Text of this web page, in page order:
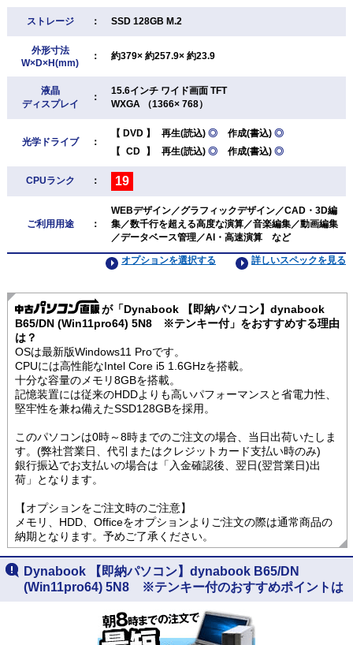
ストレージ ： SSD 128GB M.2
外形寸法
W×D×H(mm)
： 約379× 約257.9× 約23.9
液晶
ディスプレイ
：
15.6インチ ワイド画面 TFT
WXGA （1366× 768）
光学ドライブ ：
【 DVD 】 再生(読込) ◎ 作成(書込) ◎
【 CD 】 再生(読込) ◎ 作成(書込) ◎
CPUランク ： 19
ご利用用途 ：
WEBデザイン／グラフィックデザイン／CAD・3D編
集／数千行を超える高度な演算／音楽編集／動画編集
／データベース管理／AI・高速演算 など
詳しいスペックを見る
オプションを選択する
が「Dynabook 【即納パソコン】dynabook
B65/DN (Win11pro64) 5N8 ※テンキー付」をおすすめする理由
は？
OSは最新版Windows11 Proです。
CPUには高性能なIntel Core i5 1.6GHzを搭載。
十分な容量のメモリ8GBを搭載。
記憶装置には従来のHDDよりも高いパフォーマンスと省電力性、
堅牢性を兼ね備えたSSD128GBを採用。
このパソコンは0時～8時までのご注文の場合、当日出荷いたしま
す。(弊社営業日、代引またはクレジットカード支払い時のみ)
銀行振込でお支払いの場合は「入金確認後、翌日(翌営業日)出
荷」となります。
【オプションをご注文時のご注意】
メモリ、HDD、Officeをオプションよりご注文の際は通常商品の
納期となります。予めご了承ください。
Dynabook 【即納パソコン】dynabook B65/DN
(Win11pro64) 5N8 ※テンキー付のおすすめポイントは